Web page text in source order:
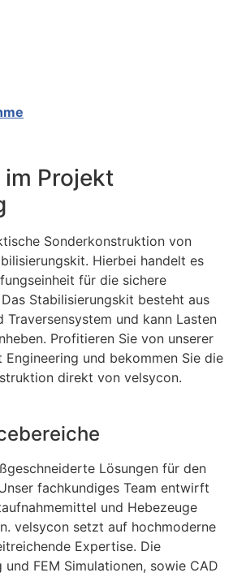
Projekt
Sonderkonstruktion von
Hierbei handelt es
für die sichere
Stabilisierungskit besteht aus
Traversensystem und kann Lasten
Profitieren Sie von unserer
und bekommen Sie die
direkt von velsycon.
Lösungen für den
fachkundiges Team entwirft
und Hebezeuge
velsycon setzt auf hochmoderne
Expertise. Die
FEM Simulationen, sowie CAD